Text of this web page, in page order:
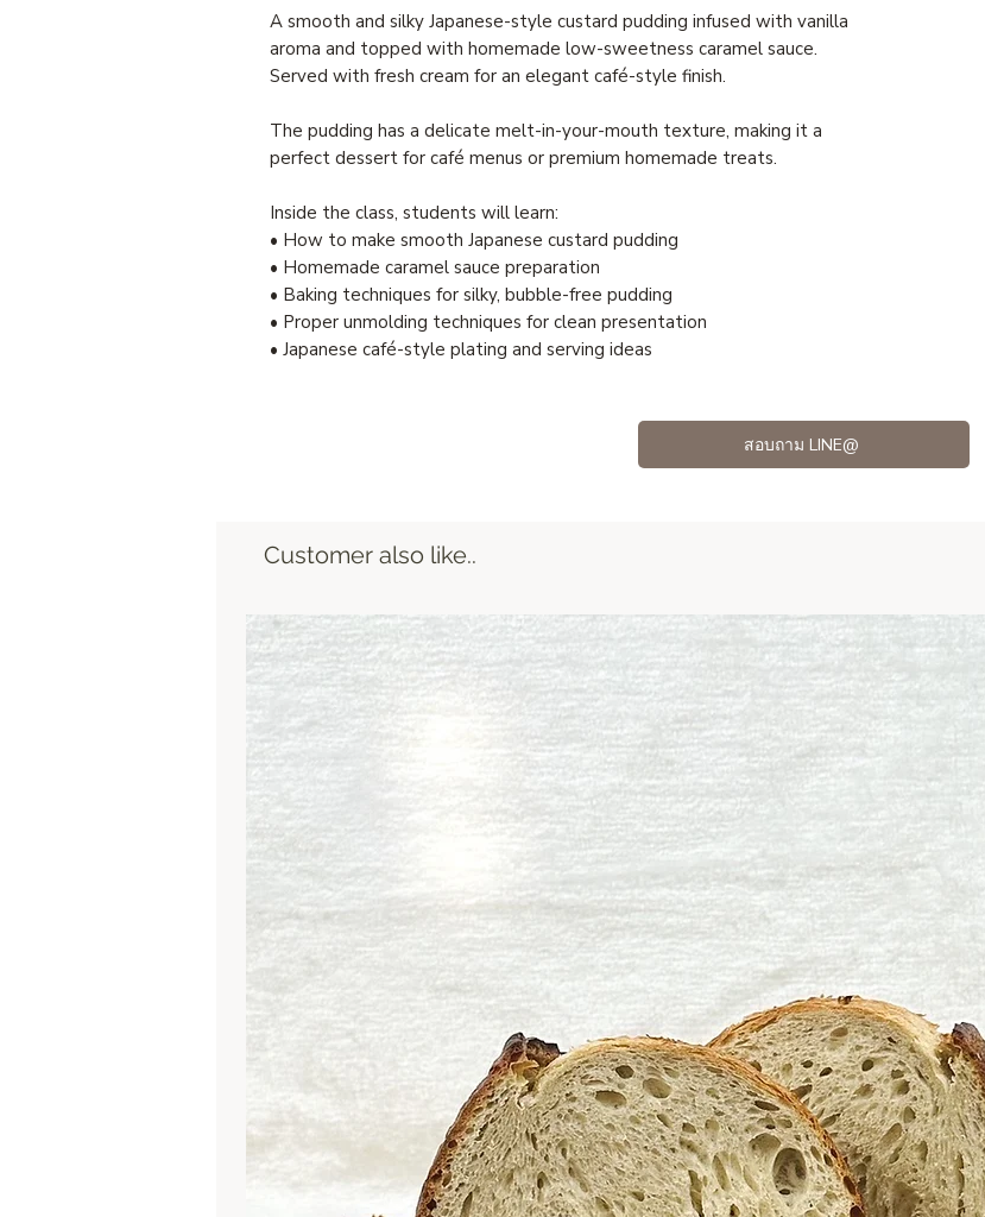
A smooth and silky Japanese-style custard pudding infused with vanilla
aroma and topped with homemade low-sweetness caramel sauce.
Served with fresh cream for an elegant café-style finish.
The pudding has a delicate melt-in-your-mouth texture, making it a
perfect dessert for café menus or premium homemade treats.
Inside the class, students will learn:
• How to make smooth Japanese custard pudding
• Homemade caramel sauce preparation
• Baking techniques for silky, bubble-free pudding
• Proper unmolding techniques for clean presentation
• Japanese café-style plating and serving ideas
สอบถาม LINE@
Customer also like..